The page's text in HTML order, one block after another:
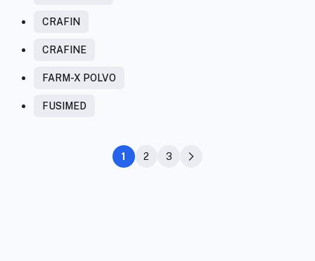
CRAFIN
CRAFINE
FARM-X POLVO
FUSIMED
1 2 3